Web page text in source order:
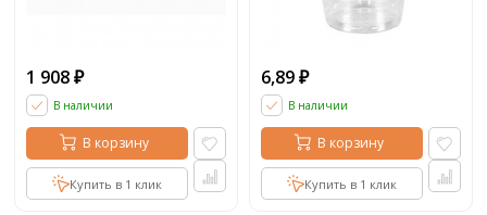
1 908 ₽
В наличии
В корзину
Купить в 1 клик
6,89 ₽
В наличии
В корзину
Купить в 1 клик